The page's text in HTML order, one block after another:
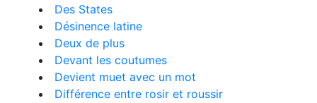
Des States
Désinence latine
Deux de plus
Devant les coutumes
Devient muet avec un mot
Différence entre rosir et roussir